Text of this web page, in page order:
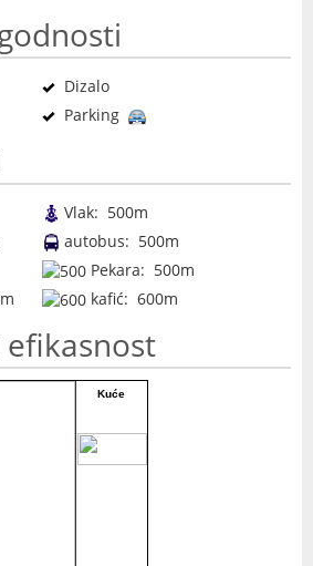
Dizalo
Parking
Vlak: 500m
autobus: 500m
Pekara: 500m
kafić: 600m
efikasnost
Kuće